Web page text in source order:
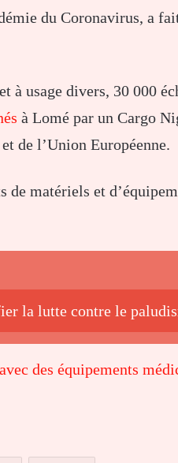
du Coronavirus, a
à usage divers, 30 000
à Lomé par un Cargo
de l’Union Européenne.
matériels et
la lutte contre le
des équipements